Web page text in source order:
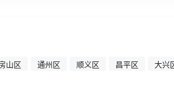
山区 通州区 顺义区 昌平区 大兴